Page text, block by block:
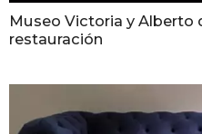
Museo Victoria y Alberto
restauración